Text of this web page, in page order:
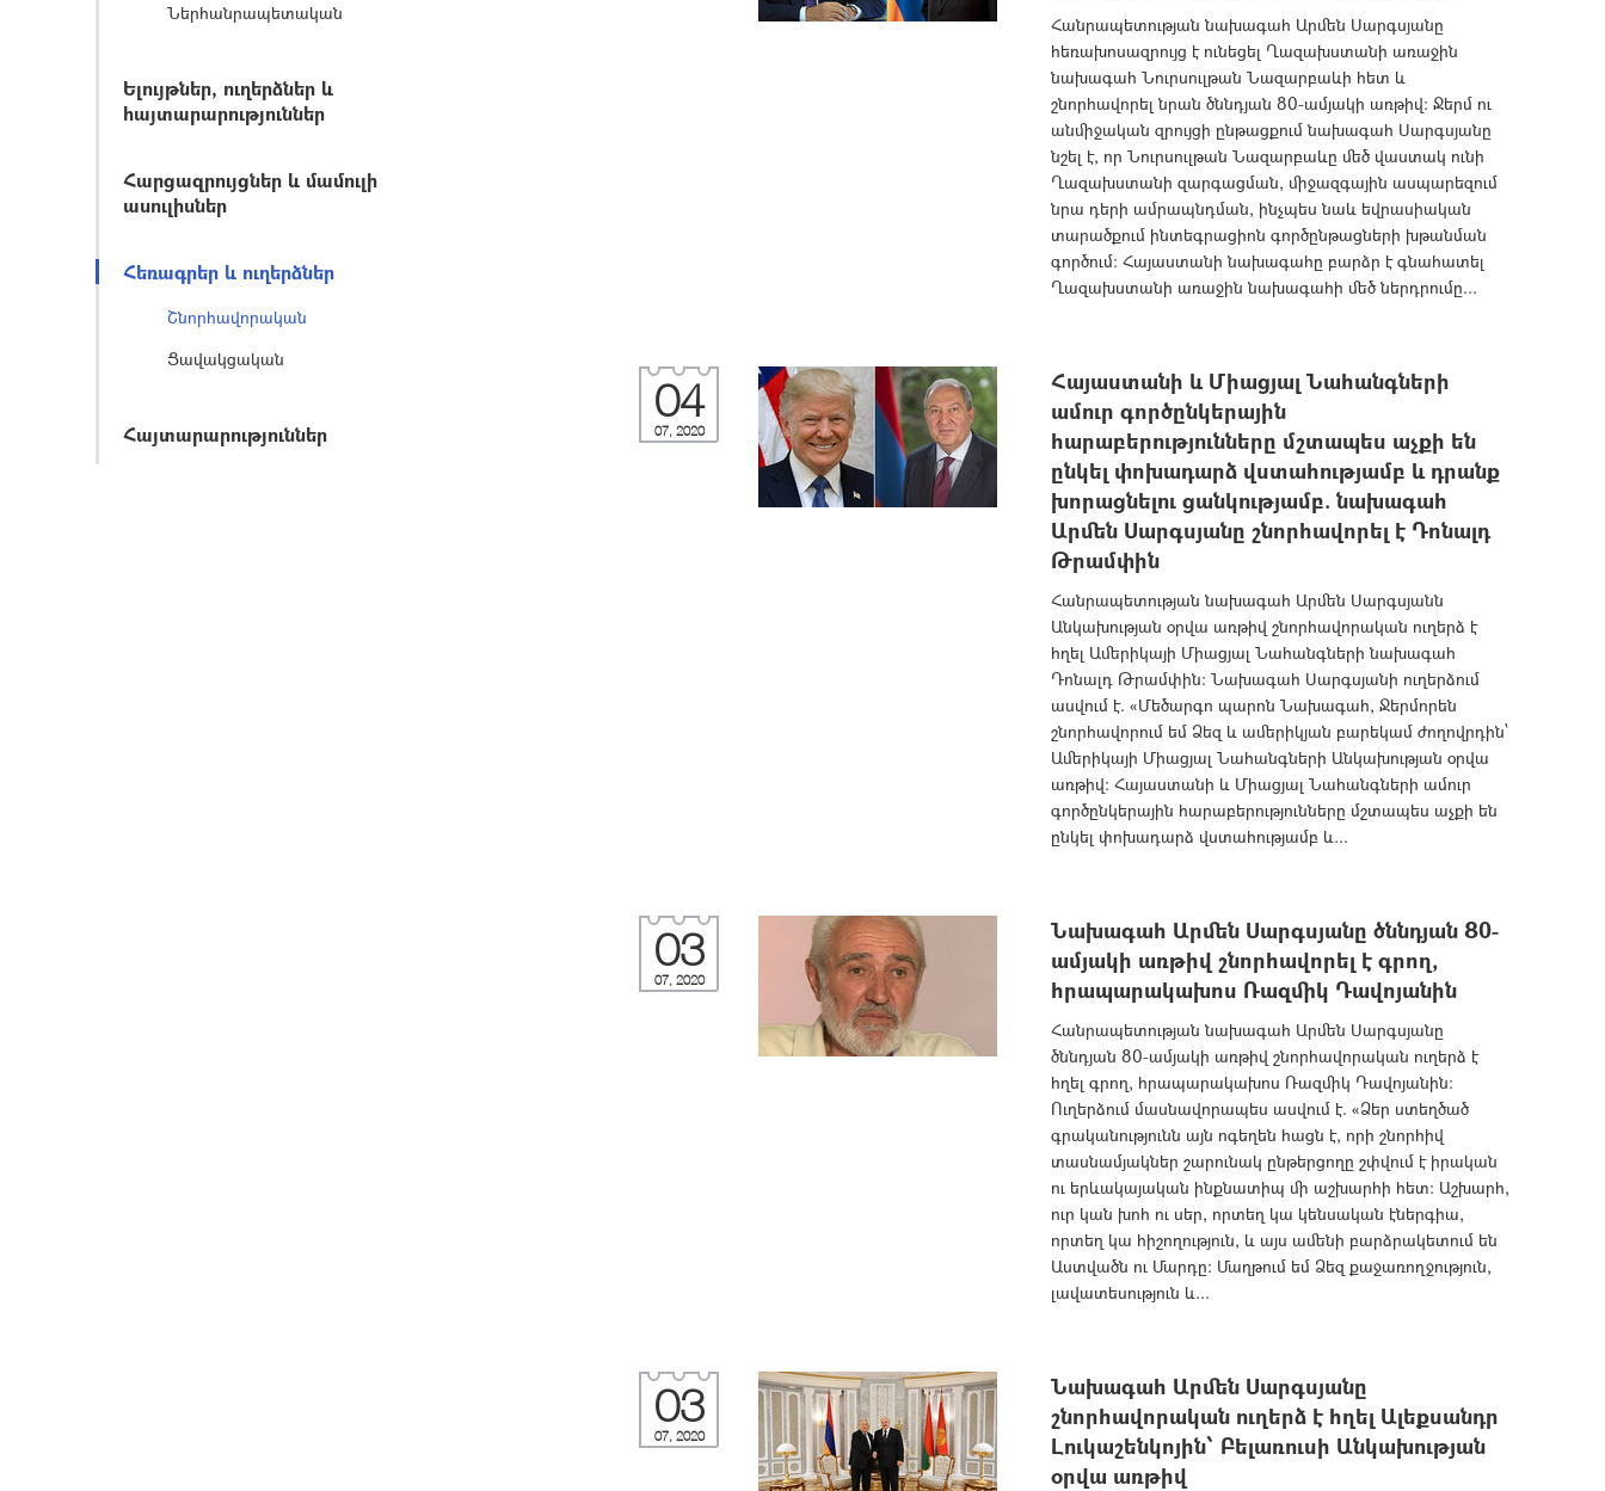
Ներհանրապետական
Ելույթներ, ուղերձներ և
հայտարարություններ
Հարցազրույցներ և մամուլի
ասուլիսներ
Հեռագրեր և ուղերձներ
Շնորհավորական
Ցավակցական
Հայտարարություններ
Հանրապետության նախագահ Արմեն Սարգսյանը
հեռախոսազրույց է ունեցել Ղազախստանի առաջին
նախագահ Նուրսուլթան Նազարբաևի հետ և
շնորհավորել նրան ծննդյան 80-ամյակի առթիվ: Ջերմ ու
անմիջական զրույցի ընթացքում նախագահ Սարգսյանը
նշել է, որ Նուրսուլթան Նազարբաևը մեծ վաստակ ունի
Ղազախստանի զարգացման, միջազգային ասպարեզում
նրա դերի ամրապնդման, ինչպես նաև եվրասիական
տարածքում ինտեգրացիոն գործընթացների խթանման
գործում: Հայաստանի նախագահը բարձր է գնահատել
Ղազախստանի առաջին նախագահի մեծ ներդրումը...
04
07, 2020
Հայաստանի և Միացյալ Նահանգների
ամուր գործընկերային
հարաբերությունները մշտապես աչքի են
ընկել փոխադարձ վստահությամբ և դրանք
խորացնելու ցանկությամբ. նախագահ
Արմեն Սարգսյանը շնորհավորել է Դոնալդ
Թրամփին
Հանրապետության նախագահ Արմեն Սարգսյանն
Անկախության օրվա առթիվ շնորհավորական ուղերձ է
հղել Ամերիկայի Միացյալ Նահանգների նախագահ
Դոնալդ Թրամփին: Նախագահ Սարգսյանի ուղերձում
ասվում է. «Մեծարգո պարոն Նախագահ, Ջերմորեն
շնորհավորում եմ Ձեզ և ամերիկյան բարեկամ ժողովրդին՝
Ամերիկայի Միացյալ Նահանգների Անկախության օրվա
առթիվ: Հա­յաս­տա­նի և Միացյալ Նահանգների ամուր
գոր­ծըն­կե­րային հարաբերություն­ները մշտապես աչքի են
ընկել փոխադարձ վստահությամբ և...
03
07, 2020
Նախագահ Արմեն Սարգսյանը ծննդյան 80-
ամյակի առթիվ շնորհավորել է գրող,
հրապարակախոս Ռազմիկ Դավոյանին
Հանրապետության նախագահ Արմեն Սարգսյանը
ծննդյան 80-ամյակի առթիվ շնորհավորական ուղերձ է
հղել գրող, հրապարակախոս Ռազմիկ Դավոյանին:
Ուղերձում մասնավորապես ասվում է. «Ձեր ստեղծած
գրականությունն այն ոգեղեն հացն է, որի շնորհիվ
տասնամյակներ շարունակ ընթերցողը շփվում է իրական
ու երևակայական ինքնատիպ մի աշխարհի հետ: Աշխարհ,
ուր կան խոհ ու սեր, որտեղ կա կենսական էներգիա,
որտեղ կա հիշողություն, և այս ամենի բարձրակետում են
Աստվածն ու Մարդը: Մաղթում եմ Ձեզ քաջառողջություն,
լավատեսություն և...
03
07, 2020
Նախագահ Արմեն Սարգսյանը
շնորհավորական ուղերձ է հղել Ալեքսանդր
Լուկաշենկոյին՝ Բելառուսի Անկախության
օրվա առթիվ